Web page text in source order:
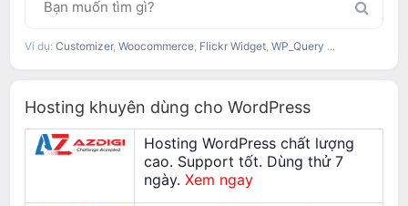
Ví dụ: Customizer, Woocommerce Flickr Widget WP_Query ...
Hosting khuyên dùng cho WordPress
Hosting WordPress chất lượng
cao. Support tốt. Dùng thử 7
ngày. Xem ngay